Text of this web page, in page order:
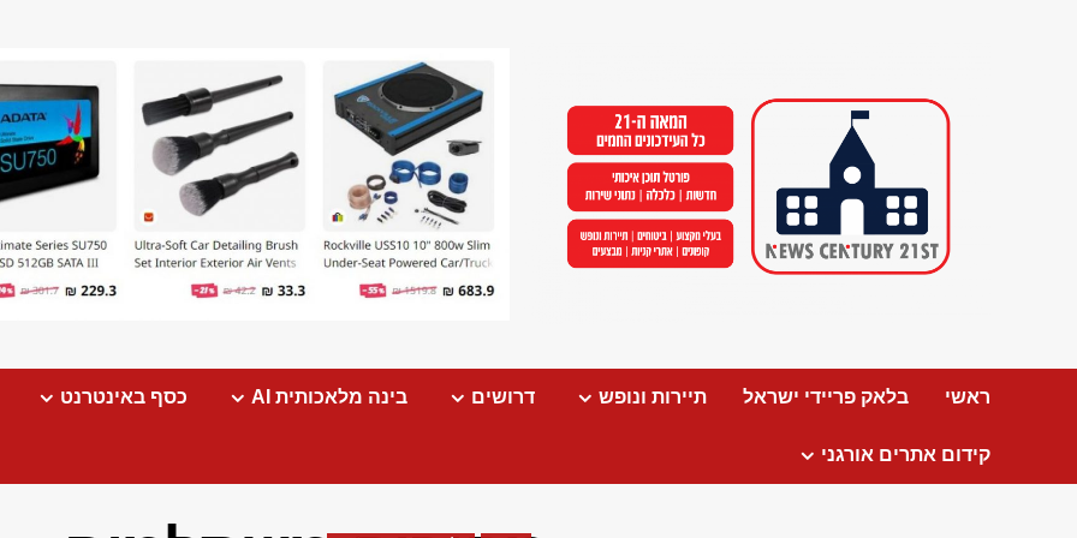
ראשי בלאק פריידי ישראל תיירות ונופש דרושים בינה מלאכותית AI כסף באינטרנט
קידום אתרים אורגני